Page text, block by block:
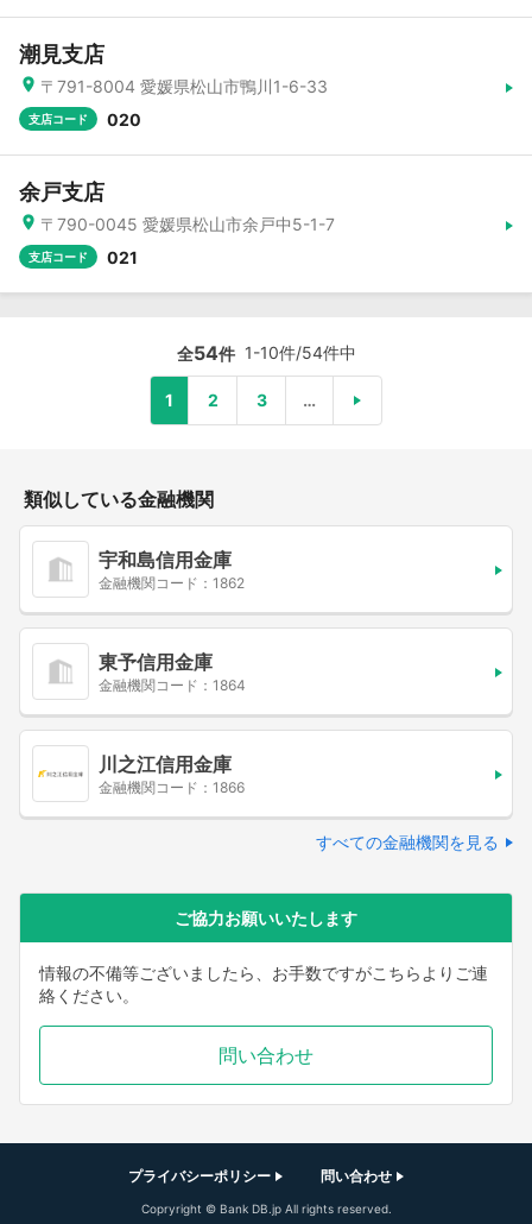
潮見支店
〒791-8004 愛媛県松山市鴨川1-6-33
支店コード 020
余戸支店
〒790-0045 愛媛県松山市余戸中5-1-7
支店コード 021
全54件 1-10件/54件中
1 2 3 …
類似している金融機関
宇和島信用金庫
金融機関コード：1862
東予信用金庫
金融機関コード：1864
川之江信用金庫
金融機関コード：1866
すべての金融機関を見る
ご協力お願いいたします
情報の不備等ございましたら、お手数ですがこちらよりご連
絡ください。
問い合わせ
Copryright © Bank DB.jp All rights reserved.
プライバシーポリシー 問い合わせ